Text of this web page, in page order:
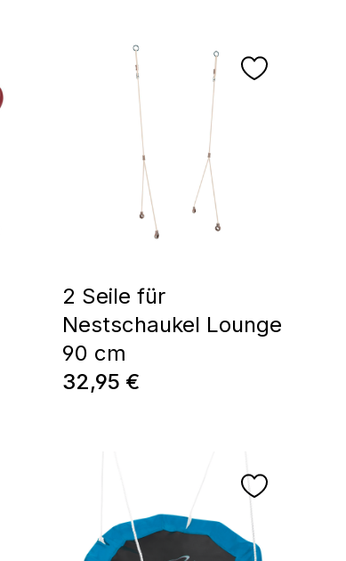
2 Seile für
Nestschaukel Lounge
90 cm
Regulärer Preis:
32,95 €